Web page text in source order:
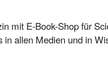
mit E-Book-Shop für
in allen Medien und in